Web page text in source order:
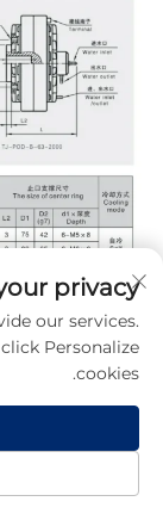
تماس
privacy
our services.
Personalize
cookies.